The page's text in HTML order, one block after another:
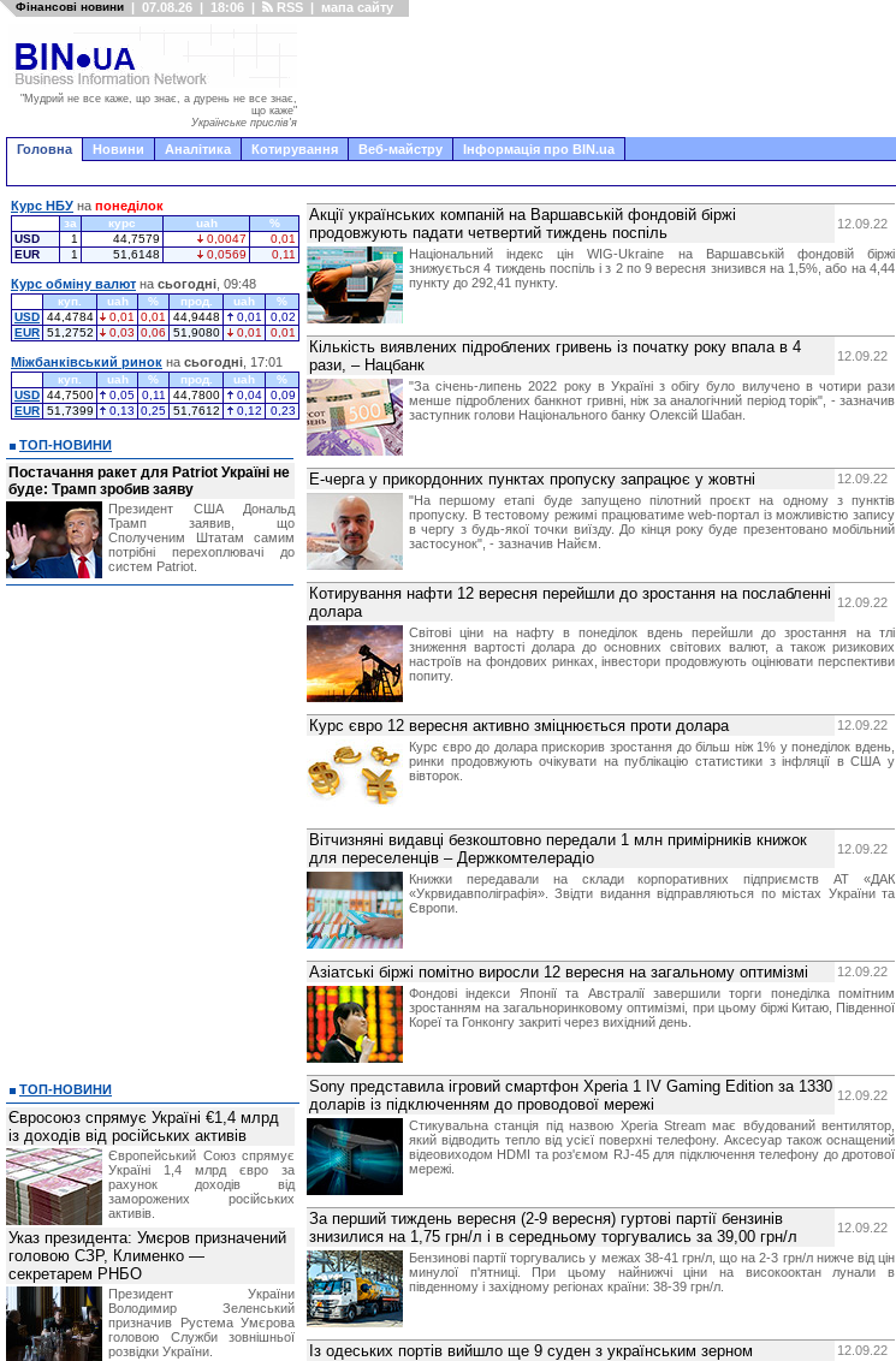
Фінансові новини | 07.08.26 | 18:06 | RSS | мапа сайту
"Мудрий не все каже, що знає, а дурень не все знає,
що каже"
Українське прислів'я
Головна Новини Аналітика Котирування Веб-майстру Інформація про BIN.ua
Акції українських компаній на Варшавській фондовій біржі
продовжують падати четвертий тиждень поспіль
12.09.22
Національний індекс цін WIG-Ukraine на Варшавській фондовій біржі
знижується 4 тиждень поспіль і з 2 по 9 вересня знизився на 1,5%, або на 4,44
пункту до 292,41 пункту.
Кількість виявлених підроблених гривень із початку року впала в 4
рази, – Нацбанк
12.09.22
"За січень-липень 2022 року в Україні з обігу було вилучено в чотири рази
менше підроблених банкнот гривні, ніж за аналогічний період торік", - зазначив
заступник голови Національного банку Олексій Шабан.
Е-черга у прикордонних пунктах пропуску запрацює у жовтні
12.09.22
"На першому етапі буде запущено пілотний проєкт на одному з пунктів
пропуску. В тестовому режимі працюватиме web-портал із можливістю запису
в чергу з будь-якої точки виїзду. До кінця року буде презентовано мобільний
застосунок", - зазначив Найєм.
Котирування нафти 12 вересня перейшли до зростання на послабленні
долара
12.09.22
Світові ціни на нафту в понеділок вдень перейшли до зростання на тлі
зниження вартості долара до основних світових валют, а також ризикових
настроїв на фондових ринках, інвестори продовжують оцінювати перспективи
попиту.
Курс євро 12 вересня активно зміцнюється проти долара
12.09.22
Курс євро до долара прискорив зростання до більш ніж 1% у понеділок вдень,
ринки продовжують очікувати на публікацію статистики з інфляції в США у
вівторок.
Вітчизняні видавці безкоштовно передали 1 млн примірників книжок
для переселенців – Держкомтелерадіо
12.09.22
Книжки передавали на склади корпоративних підприємств АТ «ДАК
«Укрвидавполіграфія». Звідти видання відправляються по містах України та
Європи.
Азіатські біржі помітно виросли 12 вересня на загальному оптимізмі
12.09.22
Фондові індекси Японії та Австралії завершили торги понеділка помітним
зростанням на загальноринковому оптимізмі, при цьому біржі Китаю, Південної
Кореї та Гонконгу закриті через вихідний день.
Sony представила ігровий смартфон Xperia 1 IV Gaming Edition за 1330
доларів із підключенням до проводової мережі
12.09.22
Стикувальна станція під назвою Xperia Stream має вбудований вентилятор,
який відводить тепло від усієї поверхні телефону. Аксесуар також оснащений
відеовиходом HDMI та роз'ємом RJ-45 для підключення телефону до дротової
мережі.
За перший тиждень вересня (2-9 вересня) гуртові партії бензинів
знизилися на 1,75 грн/л і в середньому торгувались за 39,00 грн/л
12.09.22
Бензинові партії торгувались у межах 38-41 грн/л, що на 2-3 грн/л нижче від цін
минулої п'ятниці. При цьому найнижчі ціни на високооктан лунали в
південному і західному регіонах країни: 38-39 грн/л.
Із одеських портів вийшло ще 9 суден з українським зерном
12.09.22
Курс НБУ на понеділок
за курс uah
%
USD
1 44,7579 0,0047
0,01
EUR
1 51,6148 0,0569 0,11
Курс обміну валют на сьогодні , 09:48
куп. uah % прод. uah
%
USD 44,4784 0,01 0,01 44,9448 0,01
0,02
EUR 51,2752 0,03 0,06 51,9080 0,01 0,01
Міжбанківський ринок на сьогодні , 17:01
куп. uah % прод. uah
%
USD 44,7500 0,05 0,11 44,7800 0,04
0,09
EUR 51,7399 0,13 0,25 51,7612 0,12 0,23
ТОП-НОВИНИ
Постачання ракет для Patriot Україні не
буде: Трамп зробив заяву
Президент США Дональд
Трамп заявив, що
Сполученим Штатам самим
потрібні перехоплювачі до
систем Patriot.
ТОП-НОВИНИ
Євросоюз спрямує Україні €1,4 млрд
із доходів від російських активів
Європейський Союз спрямує
Україні 1,4 млрд євро за
рахунок доходів від
заморожених російських
активів.
Указ президента: Умєров призначений
головою СЗР, Клименко —
секретарем РНБО
Президент України
Володимир Зеленський
призначив Pустема Умєрова
головою Служби зовнішньої
розвідки України.